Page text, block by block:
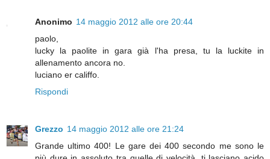
Anonimo 14 maggio 2012 alle ore 20:44
paolo,
lucky la paolite in gara già l'ha presa, tu la luckite in
allenamento ancora no.
luciano er califfo.
Rispondi
Grezzo 14 maggio 2012 alle ore 21:24
Grande ultimo 400! Le gare dei 400 secondo me sono le